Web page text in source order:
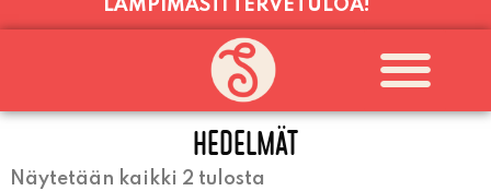
LÄMPIMÄSTI TERVETULOA!
PALVELEMME TÄNÄÄN:
PERJANTAI11:00 - 21:00
HEDELMÄT
Näytetään kaikki 2 tulosta